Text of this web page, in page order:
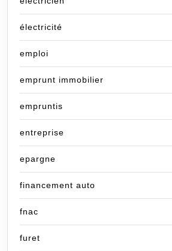
électricité
emploi
emprunt immobilier
empruntis
entreprise
epargne
financement auto
fnac
furet